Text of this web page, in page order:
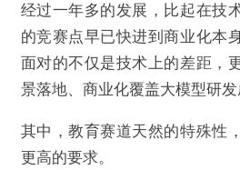
经过一年多的发展，比起在技
的竞赛点早已快进到商业化本
面对的不仅是技术上的差距，
景落地、商业化覆盖大模型研发
其中，教育赛道天然的特殊性
更高的要求。